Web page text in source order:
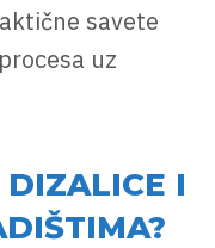
savete
uz
I